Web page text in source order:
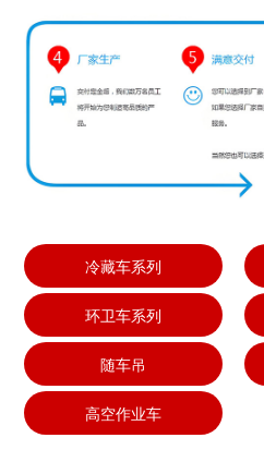
冷藏车系列
环卫车系列
随车吊
高空作业车